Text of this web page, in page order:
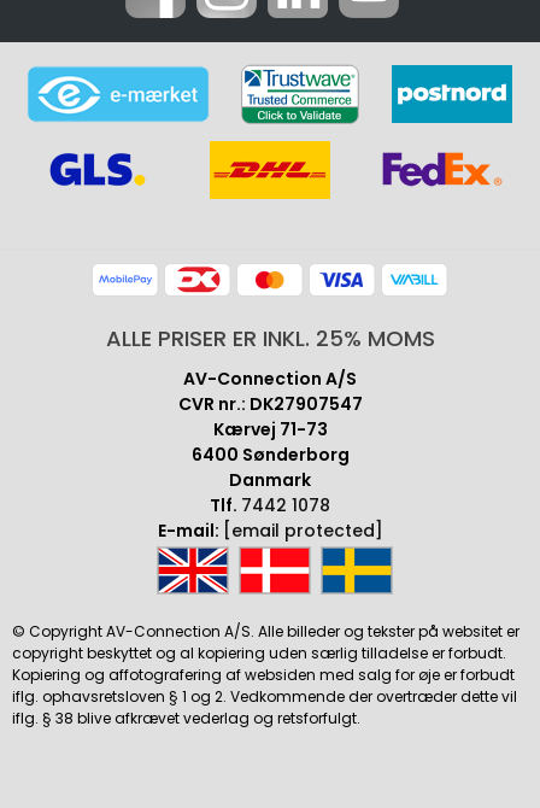
ALLE PRISER ER INKL. 25% MOMS
AV-Connection A/S
CVR nr.: DK27907547
Kærvej 71-73
6400 Sønderborg
Danmark
Tlf. 7442 1078
E-mail: [email protected]
© Copyright AV-Connection A/S. Alle billeder og tekster på websitet er
copyright beskyttet og al kopiering uden særlig tilladelse er forbudt.
Kopiering og affotografering af websiden med salg for øje er forbudt
iflg. ophavsretsloven § 1 og 2. Vedkommende der overtræder dette vil
iflg. § 38 blive afkrævet vederlag og retsforfulgt.